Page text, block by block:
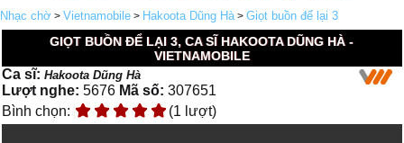
Nhạc chờ > Vietnamobile > Hakoota Dũng Hà> Giọt buồn để lại 3
GIỌT BUỒN ĐỂ LẠI 3, CA SĨ HAKOOTA DŨNG HÀ -
VIETNAMOBILE
Ca sĩ:Hakoota Dũng Hà
Lượt nghe: 5676 Mã số: 307651
Bình chọn:
(1 lượt)